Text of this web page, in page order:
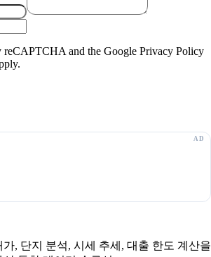
reCAPTCHA and the Google Privacy Policy
, 단지 분석, 시세 추세, 대출 한도 계산을